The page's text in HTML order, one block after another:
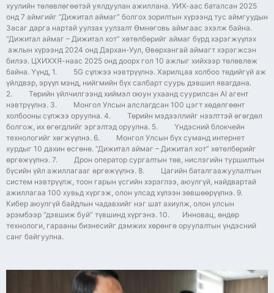
хуулийн төлөвлөгөөтэй уялдуулан ажиллана. УИХ-аас баталсан 2025
онд 7 аймгийг “Дижитал аймаг” болгох зорилтын хүрээнд тус аймгуудын
Засаг дарга нартай уулзах уулзалт Өмнөговь аймгаас эхэлж байна.
“Дижитал аймаг – Дижитал хот” хөтөлбөрийг аймаг бүрд хэрэгжүүлэх
ажлын хүрээнд 2024 онд Дархан-Уул, Өвөрхангай аймагт хэрэгжсэн
билээ. ЦХИХХЯ-наас 2025 онд доорх гол 10 ажлыг хийхээр төлөвлөж
байна. Үүнд, 1. 5G сүлжээ нэвтрүүлнэ. Харилцаа холбоо төдийгүй аж
үйлдвэр, эрүүл мэнд, нийгмийн бүх салбарт суурь дэвшил явагдана.
2. Төрийн үйлчилгээнд хиймэл оюун ухаанд суурилсан АI агент
нэвтрүүлнэ. 3. Монгол Улсын алслагдсан 100 цэгт хөдөлгөөнт
холбооны сүлжээ оруулна. 4. Төрийн мэдээллийг нээлттэй өгөгдөл
болгож, их өгөгдлийг эргэлтэд оруулна. 5. Үндэсний блокчейн
технологийг хөгжүүлнэ. 6. Монгол Улсын бүх суманд интернет
хурдыг 10 дахин өсгөнө. “Дижитал аймаг – Дижитал хот” хөтөлбөрийг
өргөжүүлнэ. 7. Дрон оператор сургалтын төв, нислэгийн туршилтын
бүсийн үйл ажиллагааг өргөжүүлнэ. 8. Цагийн баталгаажуулалтын
систем нэвтрүүлж, тоон гарын үсгийн хэрэглээ, аюулгүй, найдвартай
ажиллагаа 100 хувьд хүргэж, олон улсад хүлээн зөвшөөрүүлнэ. 9.
Кибер аюулгүй байдлын чадавхийг нэг шат ахиулж, олон улсын
эрэмбээр “дэвшиж буй” түвшинд хүргэнэ. 10. Инновац, өндөр
технологи, гарааны бизнесийг дэмжих хөрөнгө оруулалтын үндэсний
санг байгуулна.